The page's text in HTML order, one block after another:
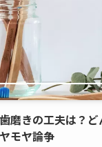
磨きの工夫は？
モヤ論争